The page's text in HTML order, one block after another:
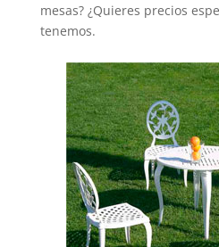
mesas? ¿Quieres precios
tenemos.